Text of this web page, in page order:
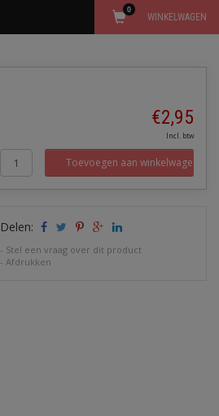
WINKELWAGEN
0
€2,95
Incl. btw
Toevoegen aan winkelwagen
Delen:
- Stel een vraag over dit product
-Afdrukken